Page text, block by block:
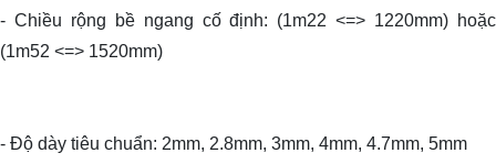
- Chiều rộng bề ngang cố định: (1m22 <=> 1220mm) hoặc
(1m52 <=> 1520mm)
- Độ dày tiêu chuẩn: 2mm, 2.8mm, 3mm, 4mm, 4.7mm, 5mm